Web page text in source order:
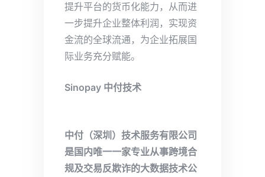
提升平台的货币化能力，从而进
一步提升企业整体利润，实现资
金流的全球流通，为企业拓展国
际业务充分赋能。
Sinopay 中付技术
中付（深圳）技术服务有限公司
是国内唯一一家专业从事跨境合
规及交易反欺诈的大数据技术公